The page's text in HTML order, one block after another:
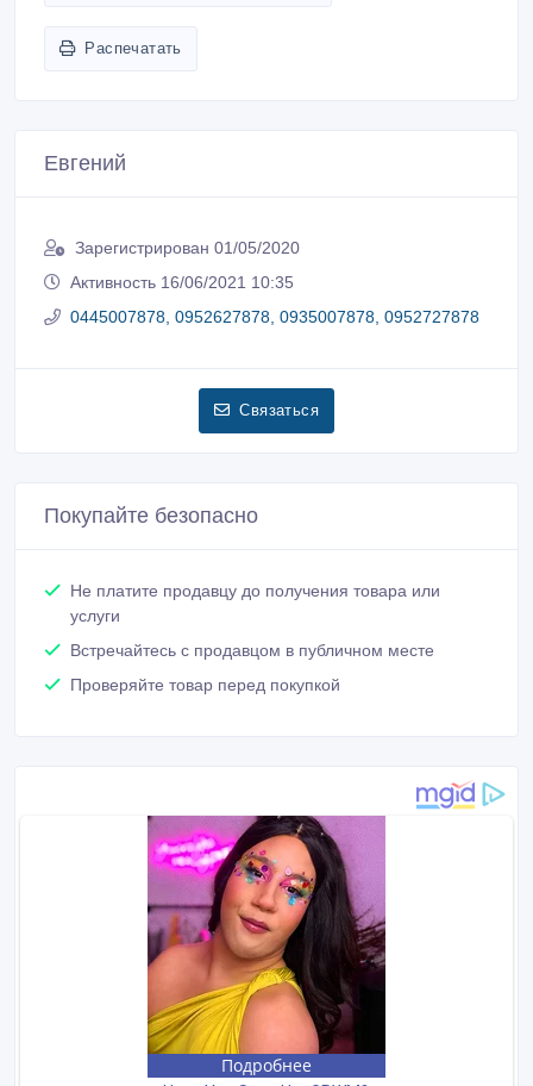
Распечатать
Евгений
Зарегистрирован 01/05/2020
Активность 16/06/2021 10:35
0445007878, 0952627878, 0935007878, 0952727878
Связаться
Покупайте безопасно
Не платите продавцу до получения товара или
услуги
Встречайтесь с продавцом в публичном месте
Проверяйте товар перед покупкой